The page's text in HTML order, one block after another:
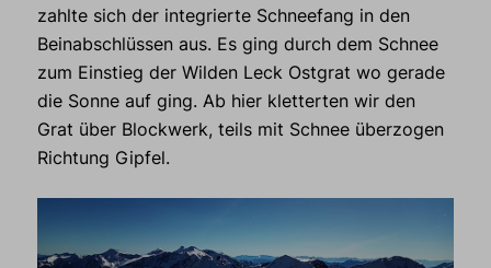
zahlte sich der integrierte Schneefang in den
Beinabschlüssen aus. Es ging durch dem Schnee
zum Einstieg der Wilden Leck Ostgrat wo gerade
die Sonne auf ging. Ab hier kletterten wir den
Grat über Blockwerk, teils mit Schnee überzogen
Richtung Gipfel.